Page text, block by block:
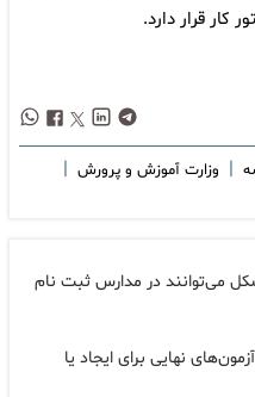
کار قرار دارد.
| وزارت آموزش و پرورش |
می‌توانند در مدارس ثبت نام
نهایی برای ایجاد یا